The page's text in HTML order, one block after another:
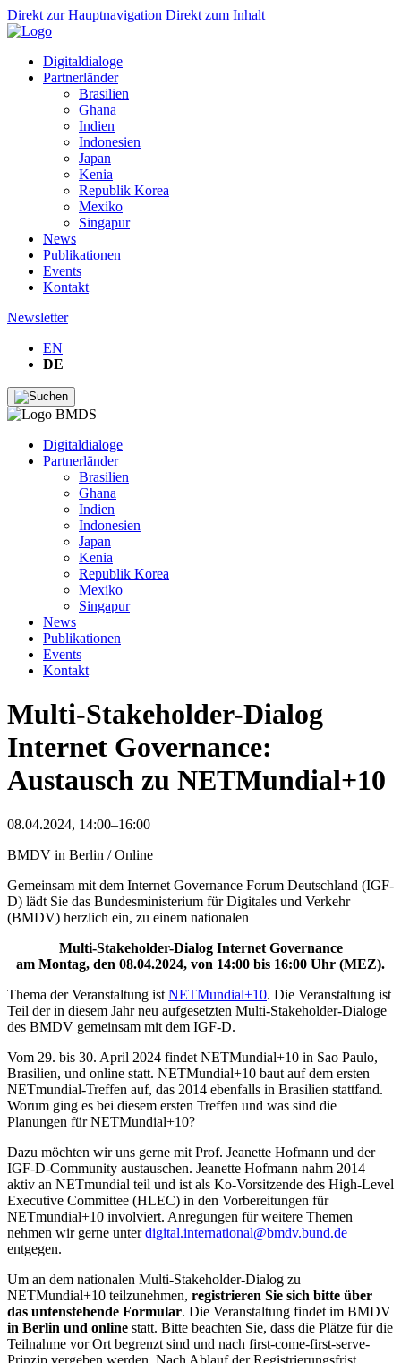
Direkt zur Hauptnavigation Direkt zum Inhalt
Digitaldialoge
Partnerländer
Brasilien
Ghana
Indien
Indonesien
Japan
Kenia
Republik Korea
Mexiko
Singapur
News
Publikationen
Events
Kontakt
Newsletter
EN
DE
Digitaldialoge
Partnerländer
Brasilien
Ghana
Indien
Indonesien
Japan
Kenia
Republik Korea
Mexiko
Singapur
News
Publikationen
Events
Kontakt
Multi-Stakeholder-Dialog
Internet Governance:
Austausch zu NETMundial+10
08.04.2024, 14:00–16:00
BMDV in Berlin / Online
Gemeinsam mit dem Internet Governance Forum Deutschland (IGF-
D) lädt Sie das Bundesministerium für Digitales und Verkehr
(BMDV) herzlich ein, zu einem nationalen
Multi-Stakeholder-Dialog Internet Governance
am Montag, den 08.04.2024, von 14:00 bis 16:00 Uhr (MEZ).
Thema der Veranstaltung ist NETMundial+10. Die Veranstaltung ist
Teil der in diesem Jahr neu aufgesetzten Multi-Stakeholder-Dialoge
des BMDV gemeinsam mit dem IGF-D.
Vom 29. bis 30. April 2024 findet NETMundial+10 in Sao Paulo,
Brasilien, und online statt. NETMundial+10 baut auf dem ersten
NETmundial-Treffen auf, das 2014 ebenfalls in Brasilien stattfand.
Worum ging es bei diesem ersten Treffen und was sind die
Planungen für NETMundial+10?
Dazu möchten wir uns gerne mit Prof. Jeanette Hofmann und der
IGF-D-Community austauschen. Jeanette Hofmann nahm 2014
aktiv an NETmundial teil und ist als Ko-Vorsitzende des High-Level
Executive Committee (HLEC) in den Vorbereitungen für
NETmundial+10 involviert. Anregungen für weitere Themen
nehmen wir gerne unterdigital.international@bmdv.bund.de
entgegen.
Um an dem nationalen Multi-Stakeholder-Dialog zu
NETMundial+10 teilzunehmen, registrieren Sie sich bitte über
das untenstehende Formular. Die Veranstaltung findet im BMDV
in Berlin und online statt. Bitte beachten Sie, dass die Plätze für die
Teilnahme vor Ort begrenzt sind und nach first-come-first-serve-
Prinzip vergeben werden. Nach Ablauf der Registrierungsfrist